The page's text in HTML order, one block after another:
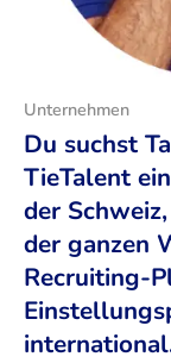
Unternehmen
Du suchst
TieTalent
der
der ganzen
Recruiting-